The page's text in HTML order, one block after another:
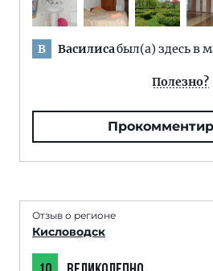
В Василисабыл(а) здесь в
Полезно?
Отзыв о регионе
Кисловодск